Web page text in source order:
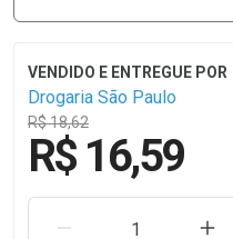
Drogaria São Paulo
R$ 18,62
R$ 16,59
REMOVER UMA